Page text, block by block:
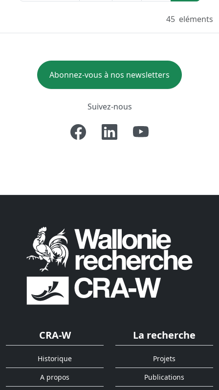
45 eléments
Abonnez-vous à nos newsletters
Suivez-nous
CRA-W
Historique
A propos
La recherche
Projets
Publications